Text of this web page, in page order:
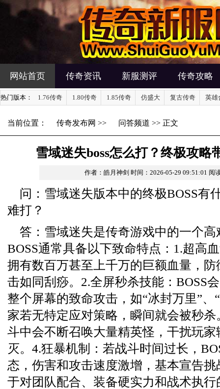
网站首页 传奇资讯 新服测评 传奇攻略
热门版本： 1.76传奇 1.80传奇 1.85传奇 仿盛大 复古传奇 英雄
当前位置： 传奇发布网 >> 问答频道 >> 正文
雪域迷失boss怎么打？终极攻略
作者：皓月神剑 时间：2026-05-29 09:51:01 阅
问：雪域迷失版本中的终极BOSS有
难打？
答：雪域迷失是传奇游戏中的一个
BOSS通常具备以下致命特点：1.超高
拥有数百万甚至上千万的巨额血量，
击如同刮痧。2.全屏秒杀技能：BOSS
整个屏幕的致命攻击，如“冰封万里”、
家若无特定应对策略，瞬间就会被秒
斗中会不断召唤大量精英怪，干扰玩
灭。4.狂暴机制：若战斗时间过长，
态，伤害和攻击速度激增，基本宣告
于对团队配合、装备硬实力和战术执